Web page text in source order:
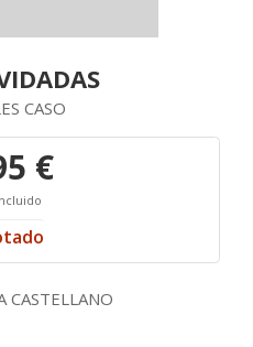
CASO
€
CASTELLANO